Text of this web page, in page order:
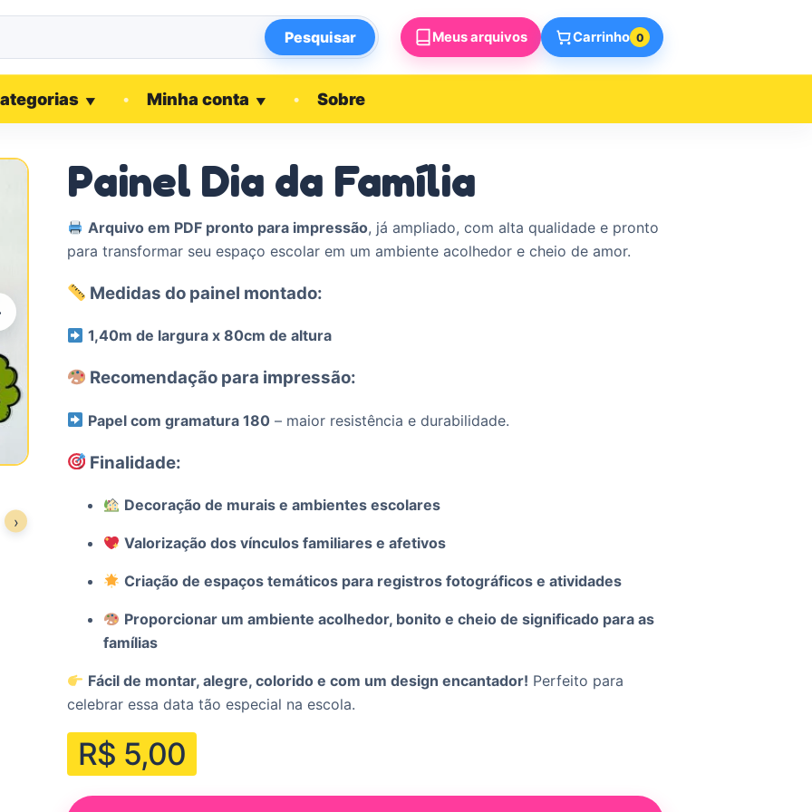
Pesquisar Meus arquivos Carrinho 0
▼ Minha conta ▼ Sobre
›
Painel Dia da Família
Arquivo em PDF pronto para impressão, já ampliado, com alta qualidade e pronto
para transformar seu espaço escolar em um ambiente acolhedor e cheio de amor.
Medidas do painel montado:
1,40m de largura x 80cm de altura
Recomendação para impressão:
Papel com gramatura 180 – maior resistência e durabilidade.
Finalidade:
Decoração de murais e ambientes escolares
Valorização dos vínculos familiares e afetivos
Criação de espaços temáticos para registros fotográficos e atividades
Proporcionar um ambiente acolhedor, bonito e cheio de significado para as
famílias
Fácil de montar, alegre, colorido e com um design encantador! Perfeito para
celebrar essa data tão especial na escola.
R$ 5,00